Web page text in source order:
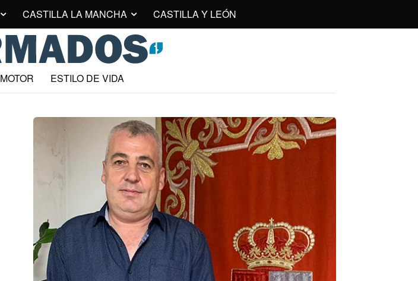
CASTILLA LA MANCHA CASTILLA Y LEÓN
MOTOR ESTILO DE VIDA